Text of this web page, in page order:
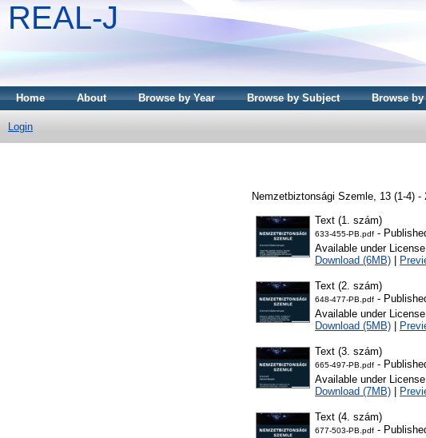
REAL-J
Home About Browse by Year Browse by Subject Browse
Login
Nemzetbiztonsági Szemle, 13 (1-4) -
Text (1. szám)
633-455-PB.pdf -
Available under License
Download (6MB)
Text (2. szám)
648-477-PB.pdf -
Available under License
Download (5MB)
Text (3. szám)
665-497-PB.pdf -
Available under License
Download (7MB)
Text (4. szám)
677-503-PB.pdf -